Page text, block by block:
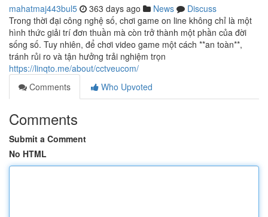
mahatmaj443bul5 363 days ago News
Discuss
Trong thời đại công nghệ số, chơi game on line không chỉ là một
hình thức giải trí đơn thuần mà còn trở thành một phần của đời
sống số. Tuy nhiên, để chơi video game một cách **an toàn**,
tránh rủi ro và tận hưởng trải nghiệm trọn
https://linqto.me/about/cctveucom/
Comments
Who Upvoted
Comments
Submit a Comment
No HTML